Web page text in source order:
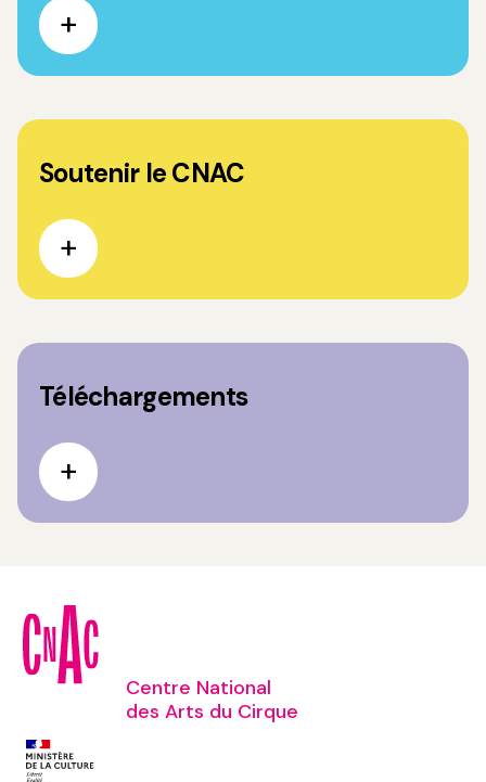
Soutenir le CNAC
Téléchargements
Centre National
des Arts du Cirque